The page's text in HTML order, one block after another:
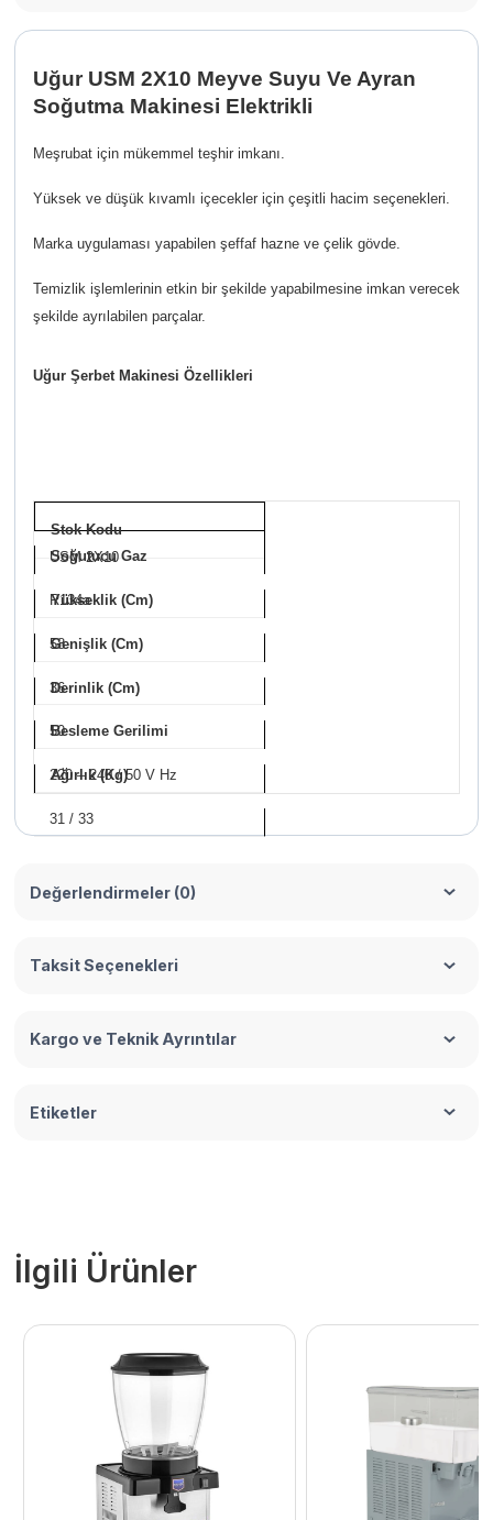
Uğur USM 2X10 Meyve Suyu Ve Ayran
Soğutma Makinesi Elektrikli
Meşrubat için mükemmel teşhir imkanı.
Yüksek ve düşük kıvamlı içecekler için çeşitli hacim seçenekleri.
Marka uygulaması yapabilen şeffaf hazne ve çelik gövde.
Temizlik işlemlerinin etkin bir şekilde yapabilmesine imkan verecek
şekilde ayrılabilen parçalar.
Uğur Şerbet Makinesi Özellikleri
Stok Kodu
USM 2X10
Soğutucu Gaz
R134a
Yükseklik (Cm)
58
Genişlik (Cm)
36
Derinlik (Cm)
50
Besleme Gerilimi
220 – 240 / 50 V Hz
Ağırlık (Kg)
31 / 33
Değerlendirmeler (0)
Taksit Seçenekleri
Kargo ve Teknik Ayrıntılar
Etiketler
İlgili Ürünler